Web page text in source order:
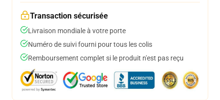
Transaction sécurisée
Livraison mondiale à votre porte
Numéro de suivi fourni pour tous les colis
Remboursement complet si le produit n'est pas reçu